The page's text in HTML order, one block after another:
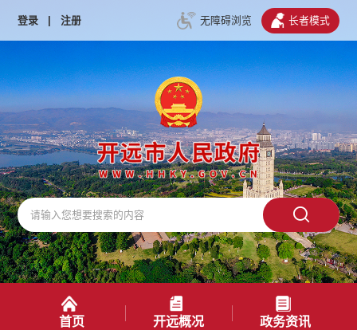
登录 | 注册 无障碍浏览 长者模式
首页 开远概况 政务资讯